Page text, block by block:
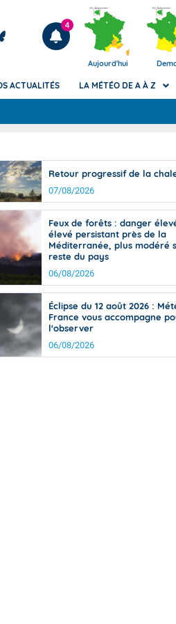
Articles
4
Aujourd'hui
de
Phénomènes dangereux
Avertissement pluies
des communes (Apic)
Bulletins Marine
Bulletins d'estimation du
d'avalanche
Météo des forêts
Vigicrues
ACTUALITÉS LA MÉTÉO DE A À Z
Retour progressif de la
07/08/2026
Feux de forêts : danger
élevé persistant près de la
Méditerranée, plus modéré
reste du pays
06/08/2026
Éclipse du 12 août 2026 :
France vous accompagne
l'observer
06/08/2026